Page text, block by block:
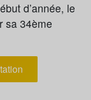
d’année, le
sa 34ème